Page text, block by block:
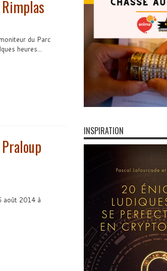
du Parc
heures...
août 2014 à
INSPIRATION